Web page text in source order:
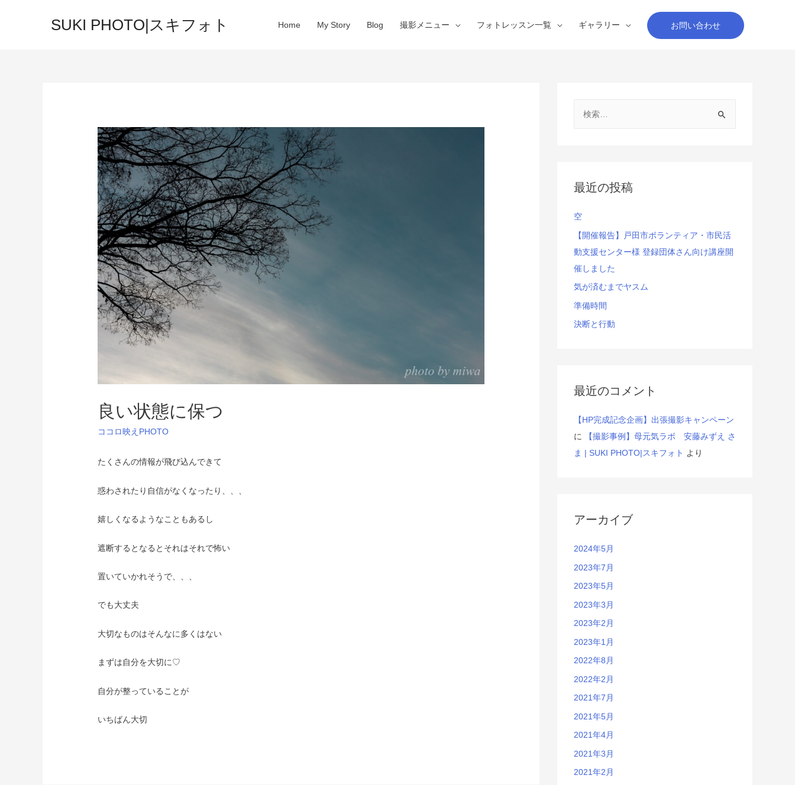
SUKI PHOTO|スキフォト Home My Story Blog 撮影メニュー フォトレッスン一覧 ギャラリー お問い合わせ
良い状態に保つ
ココロ映えPHOTO
たくさんの情報が飛び込んできて
惑わされたり自信がなくなったり、、、
嬉しくなるようなこともあるし
遮断するとなるとそれはそれで怖い
置いていかれそうで、、、
でも大丈夫
大切なものはそんなに多くはない
まずは自分を大切に♡
自分が整っていることが
いちばん大切
最近の投稿
空
【開催報告】戸田市ボランティア・市民活
動支援センター様 登録団体さん向け講座開
催しました
気が済むまでヤスム
準備時間
決断と行動
最近のコメント
【HP完成記念企画】出張撮影キャンペーン
に
【撮影事例】母元気ラボ 安藤みずえ さ
ま | SUKI PHOTO|スキフォト より
アーカイブ
2024年5月
2023年7月
2023年5月
2023年3月
2023年2月
2023年1月
2022年8月
2022年2月
2021年7月
2021年5月
2021年4月
2021年3月
2021年2月